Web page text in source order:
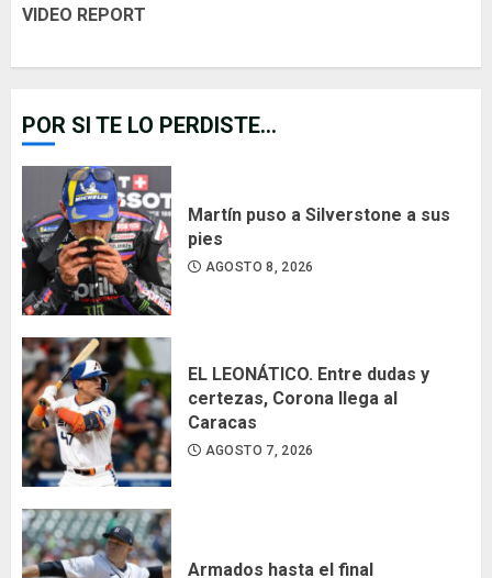
VIDEO REPORT
POR SI TE LO PERDISTE...
Martín puso a Silverstone a sus
pies
AGOSTO 8, 2026
EL LEONÁTICO. Entre dudas y
certezas, Corona llega al
Caracas
AGOSTO 7, 2026
Armados hasta el final